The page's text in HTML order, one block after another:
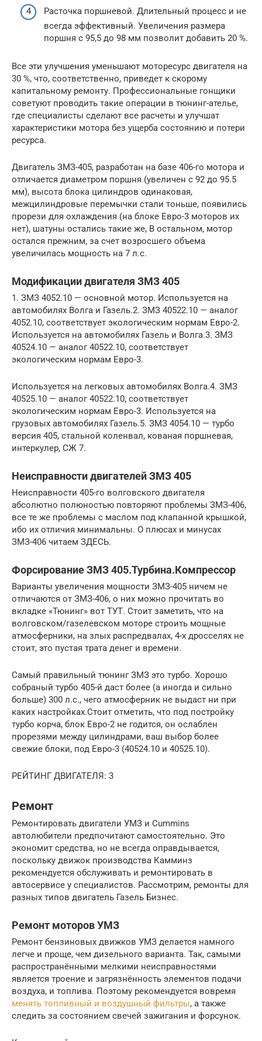
Расточка поршневой. Длительный процесс и не
всегда эффективный. Увеличения размера
поршня с 95,5 до 98 мм позволит добавить 20 %.
Все эти улучшения уменьшают моторесурс двигателя на
30 %, что, соответственно, приведет к скорому
капитальному ремонту. Профессиональные гонщики
советуют проводить такие операции в тюнинг-ателье,
где специалисты сделают все расчеты и улучшат
характеристики мотора без ущерба состоянию и потери
ресурса.
Двигатель ЗМЗ-405, разработан на базе 406-го мотора и
отличается диаметром поршня (увеличен с 92 до 95.5
мм), высота блока цилиндров одинаковая,
межцилиндровые перемычки стали тоньше, появились
прорези для охлаждения (на блоке Евро-3 моторов их
нет), шатуны остались такие же, В остальном, мотор
остался прежним, за счет возросшего объема
увеличилась мощность на 7 л.с.
Модификации двигателя ЗМЗ 405
1. ЗМЗ 4052.10 — основной мотор. Используется на
автомобилях Волга и Газель.2. ЗМЗ 40522.10 — аналог
4052.10, соответствует экологическим нормам Евро-2.
Используется на автомобилях Газель и Волга.3. ЗМЗ
40524.10 — аналог 40522.10, соответствует
экологическим нормам Евро-3.
Используется на легковых автомобилях Волга.4. ЗМЗ
40525.10 — аналог 40522.10, соответствует
экологическим нормам Евро-3. Используется на
грузовых автомобилях Газель.5. ЗМЗ 4054.10 — турбо
версия 405, стальной коленвал, кованая поршневая,
интеркулер, СЖ 7.
Неисправности двигателей ЗМЗ 405
Неисправности 405-го волговского двигателя
абсолютно полюностью повторяют проблемы ЗМЗ-406,
все те же проблемы с маслом под клапанной крышкой,
ибо их отличия минимальны. О плюсах и минусах
ЗМЗ-406 читаем ЗДЕСЬ.
Форсирование ЗМЗ 405.Турбина.Компрессор
Варианты увеличения мощности ЗМЗ-405 ничем не
отличаются от ЗМЗ-406, о них можно прочитать во
вкладке «Тюнинг» вот ТУТ. Стоит заметить, что на
волговском/газелевском моторе строить мощные
атмосферники, на злых распредвалах, 4-х дросселях не
стоит, это пустая трата денег и времени.
Самый правильный тюнинг ЗМЗ это турбо. Хорошо
собраный турбо 405-й даст более (а иногда и сильно
больше) 300 л.с., чего атмосферник не выдаст ни при
каких настройках.Стоит отметить, что под постройку
турбо корча, блок Евро-2 не годится, он ослаблен
прорезями между цилиндрами, ваш выбор более
свежие блоки, под Евро-3 (40524.10 и 40525.10).
РЕЙТИНГ ДВИГАТЕЛЯ: 3
Ремонт
Ремонтировать двигатели УМЗ и Cummins
автолюбители предпочитают самостоятельно. Это
экономит средства, но не всегда оправдывается,
поскольку движок производства Камминз
рекомендуется обслуживать и ремонтировать в
автосервисе у специалистов. Рассмотрим, ремонты для
разных типов двигатель Газель Бизнес.
Ремонт моторов УМЗ
Ремонт бензиновых движков УМЗ делается намного
легче и проще, чем дизельного варианта. Так, самыми
распространёнными мелкими неисправностями
является троение и загрязнённость элементов подачи
воздуха, и топлива. Поэтому рекомендуется вовремя
менять топливный и воздушный фильтры, а также
следить за состоянием свечей зажигания и форсунок.